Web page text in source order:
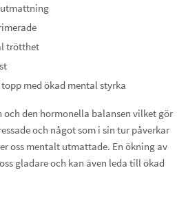
utmattning
trötthet
med ökad mental styrka
och den hormonella balansen vilket gör
och något som i sin tur påverkar
oss mentalt utmattade. En ökning av
gladare och kan även leda till ökad